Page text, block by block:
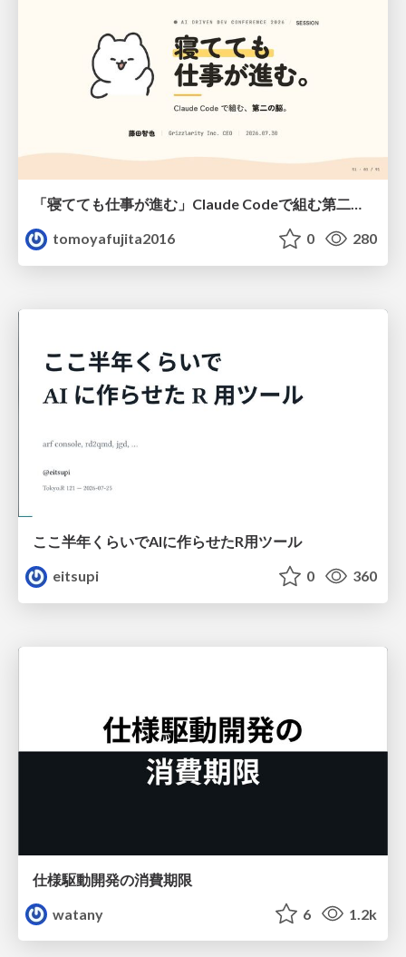
tomoyafujita2016
0 280
ここ半年くらいでAIに作らせたR用ツール
eitsupi
0 360
仕様駆動開発の消費期限
watany
6 1.2k